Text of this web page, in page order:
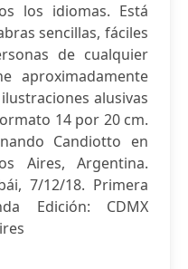
los idiomas. Está
sencillas, fáciles
de cualquier
aproximadamente
alusivas
14 por 20 cm.
Candiotto en
Aires, Argentina.
7/12/18. Primera
Edición: CDMX